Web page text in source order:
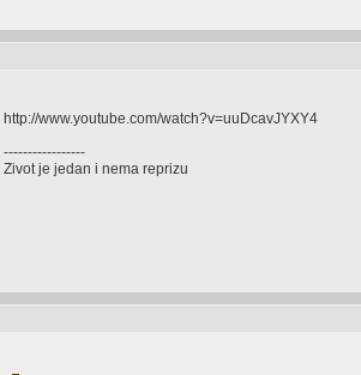
http://www.youtube.com/watch?v=uuDcavJYXY4
-----------------
Zivot je jedan i nema reprizu